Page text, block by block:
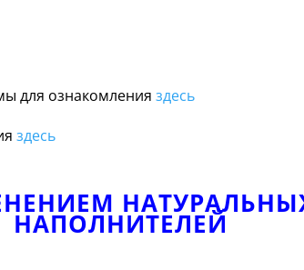
для ознакомления здесь
здесь
НАПОЛНИТЕЛЕЙ